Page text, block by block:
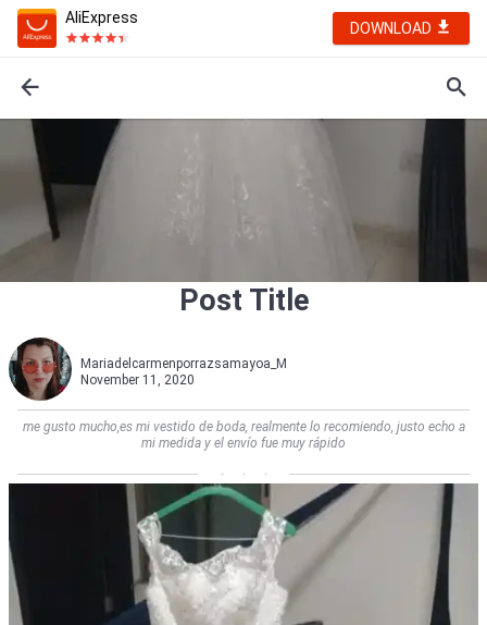
AliExpress
DOWNLOAD
Post Title
Mariadelcarmenporrazsamayoa_M
November 11, 2020
me gusto mucho,es mi vestido de boda, realmente lo recomiendo, justo echo a
mi medida y el envío fue muy rápido